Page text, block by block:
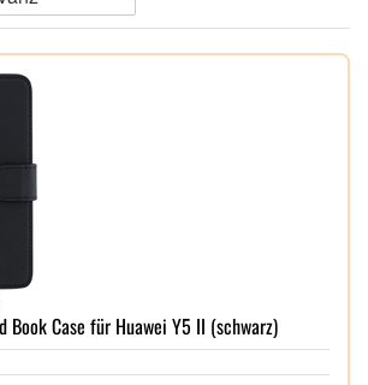
Book Case für Huawei Y5 II (schwarz)